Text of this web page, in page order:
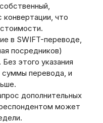
конвертации, что
в SWIFT-переводе,
посредников)
этого указания
суммы перевода, и
дополнительных
может